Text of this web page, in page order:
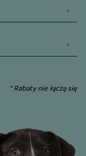
* Rabaty nie łączą się